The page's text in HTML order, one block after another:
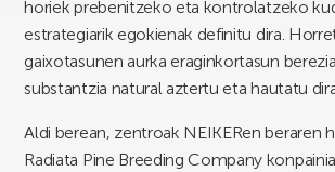
horiek prebenitzeko eta kontrolatzeko
estrategiarik egokienak definitu dira.
gaixotasunen aurka eraginkortasun
substantzia natural aztertu eta hautatu
Aldi berean, zentroak NEIKERen beraren
Radiata Pine Breeding Company konpainia